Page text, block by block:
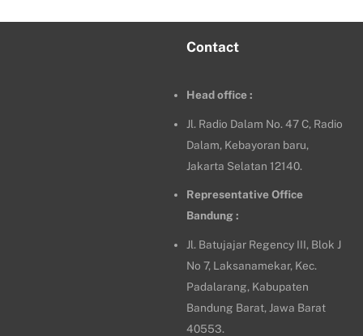
Contact
Head office :
Jl. Radio Dalam No. 47 C, Radio
Dalam, Kebayoran baru,
Jakarta Selatan 12140.
Representative Office
Bandung :
Jl. Batujajar Regency III, Blok J
No 7, Laksanamekar, Kec.
Padalarang, Kabupaten
Bandung Barat, Jawa Barat
40553.